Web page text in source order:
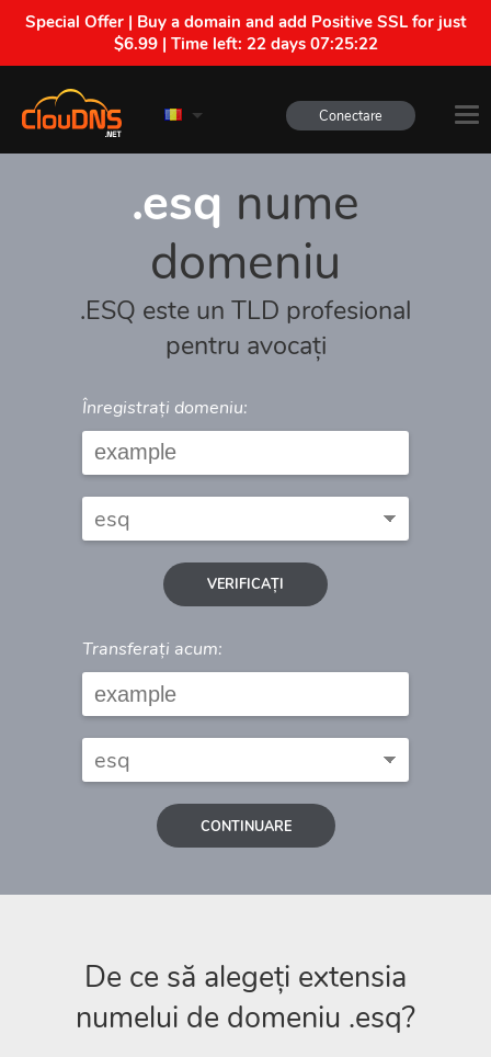
Special Offer | Buy a domain and add Positive SSL for just
$6.99 | Time left: 22 days 07:25:22
Conectare
.esq nume
domeniu
.ESQ este un TLD profesional
pentru avocați
Înregistrați domeniu:
VERIFICAȚI
Transferați acum:
CONTINUARE
De ce să alegeți extensia
numelui de domeniu .esq?